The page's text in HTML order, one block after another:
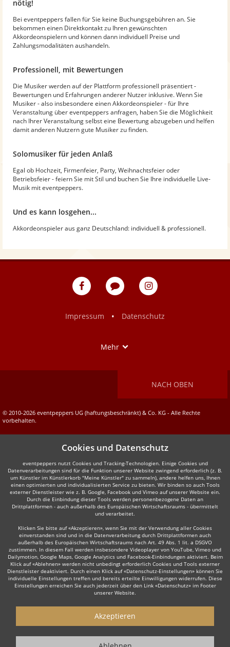
nötig!
Bei eventpeppers fallen für Sie keine Buchungsgebühren an. Sie
bekommen einen Direktkontakt zu Ihren gewünschten
Akkordeonspielern und können dann individuell Preise und
Zahlungsmodalitäten aushandeln.
Professionell, mit Bewertungen
Die Musiker werden auf der Plattform professionell präsentiert -
Bewertungen und Erfahrungen anderer Nutzer inklusive. Wenn Sie
Musiker - also insbesondere einen Akkordeonspieler - für Ihre
Veranstaltung über eventpeppers anfragen, haben Sie die Möglichkeit
nach Ihrer Veranstaltung selbst eine Bewertung abzugeben und helfen
damit anderen Nutzern gute Musiker zu finden.
Solomusiker für jeden Anlaß
Egal ob Hochzeit, Firmenfeier, Party, Weihnachtsfeier oder
Betriebsfeier - feiern Sie mit Stil und buchen Sie Ihre individuelle Live-
Musik mit eventpeppers.
Und es kann losgehen...
Akkordeonspieler aus ganz Deutschland: individuell & professionell.
eventpeppers
Blog
eventpeppers
Impressum
• Datenschutz
Mehr
NACH OBEN
© 2010-2026 eventpeppers UG (haftungsbeschränkt) & Co. KG - Alle Rechte
vorbehalten.
Cookies und Datenschutz
eventpeppers nutzt Cookies und Tracking-Technologien. Einige Cookies und
Datenverarbeitungen sind für die Funktion unserer Website zwingend erforderlich (z. B.
um Künstler im Künstlerkorb "Meine Künstler" zu sammeln), andere helfen uns, Ihnen
einen optimierten und individualisierten Service zu bieten. Wir binden so auch Tools
externer Dienstleister wie z. B. Google, Facebook und Vimeo auf unserer Website ein.
Durch die Einbindung dieser Tools werden personenbezogene Daten an
Drittplattformen - auch außerhalb des Europäischen Wirtschaftsraums - übermittelt
und verarbeitet.
Klicken Sie bitte auf «Akzeptieren», wenn Sie mit der Verwendung aller Cookies
einverstanden sind und in die Datenverarbeitung durch Drittplattformen auch
außerhalb des Europäischen Wirtschaftsraums nach Art. 49 Abs. 1 lit. a DSGVO
zustimmen. In diesem Fall werden insbesondere Videoplayer von YouTube, Vimeo und
Dailymotion, Google Maps, Google Analytics und Facebook-Einbindungen aktiviert. Beim
Klick auf «Ablehnen» werden nicht unbedingt erforderlich Cookies und Tools externer
Dienstleister deaktiviert. Durch einen Klick auf «Datenschutz-Einstellungen» können Sie
individuelle Einstellungen treffen und bereits erteilte Einwilligungen widerrufen. Diese
Einstellungen erreichen Sie auch jederzeit über den Link «Datenschutz» im Footer
unserer Website.
Akzeptieren